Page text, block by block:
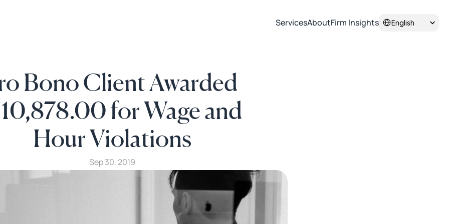
ServicesAboutFirm Insights English
Bono Client Awarded
for Wage and
Hour Violations
Sep 30, 2019